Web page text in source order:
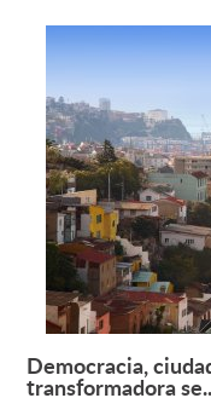
Funcionarios
English
Democracia,
transformadora